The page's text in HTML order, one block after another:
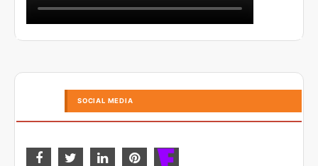
SOCIAL MEDIA